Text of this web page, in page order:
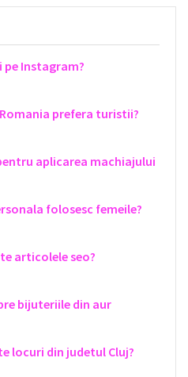
pe Instagram?
prefera turistii?
aplicarea machiajului
folosesc femeile?
articolele seo?
bijuteriile din aur
locuri din judetul Cluj?